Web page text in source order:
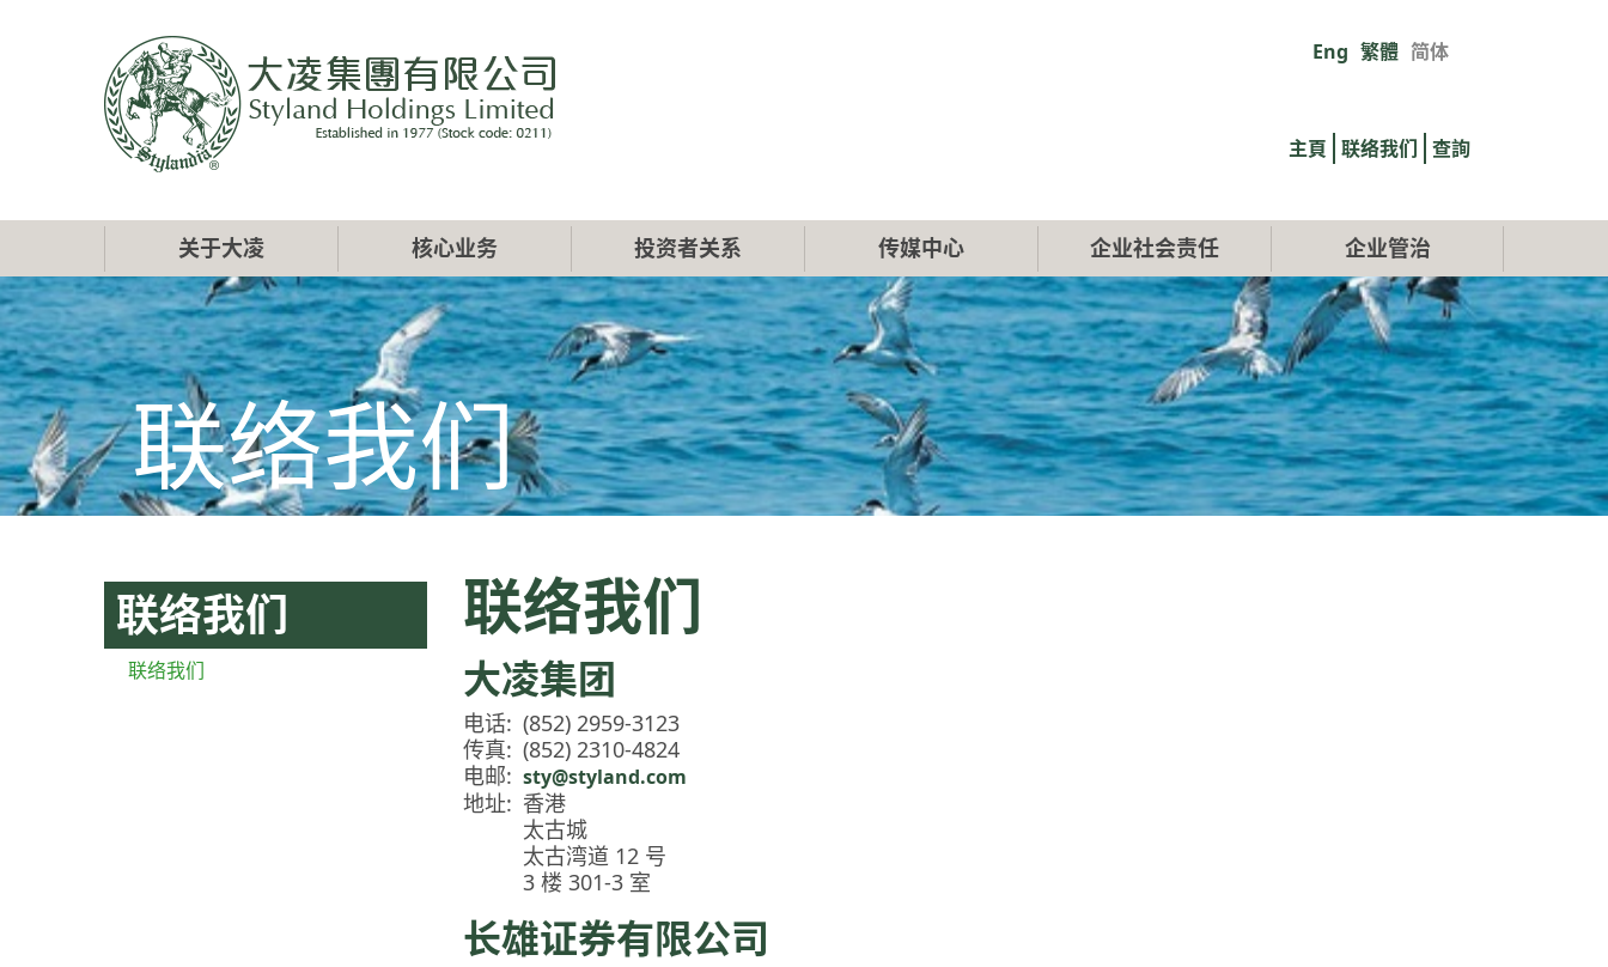
Eng 繁體 简体
links
主頁 联络我们 查詢
Main
navigation
关于大凌 核心业务 投资者关系 传媒中心 企业社会责任 企业管治
联络我们
联络我们
联络我们
联络我们
大凌集团
电话: (852) 2959-3123
传真: (852) 2310-4824
电邮: sty@styland.com
地址: 香港
太古城
太古湾道 12 号
3 楼 301-3 室
长雄证券有限公司